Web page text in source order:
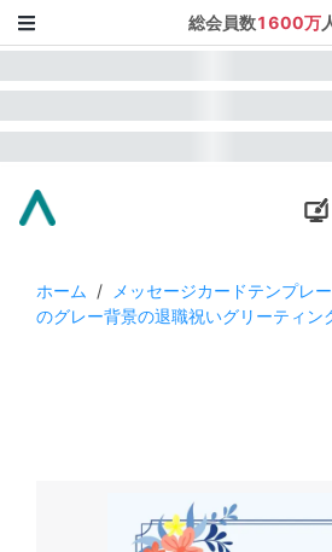
総会員数1600万
ホーム / メッセージカードテンプレ
のグレー背景の退職祝いグリーティン